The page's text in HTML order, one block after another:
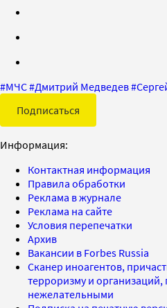
#МЧС#Дмитрий Медведев#
Подписаться
Информация:
Контактная информация
Правила обработки
Реклама в журнале
Реклама на сайте
Условия перепечатки
Архив
Вакансии в Forbes Russia
Сканер иноагентов,
терроризму и
нежелательными